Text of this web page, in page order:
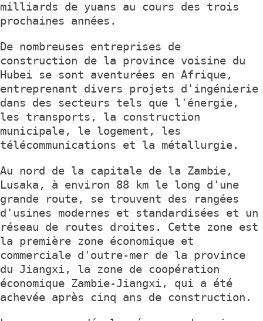
milliards de yuans au cours des trois
prochaines années.
De nombreuses entreprises de
construction de la province voisine du
Hubei se sont aventurées en Afrique,
entreprenant divers projets d'ingénierie
dans des secteurs tels que l'énergie,
les transports, la construction
municipale, le logement, les
télécommunications et la métallurgie.
Au nord de la capitale de la Zambie,
Lusaka, à environ 88 km le long d'une
grande route, se trouvent des rangées
d'usines modernes et standardisées et un
réseau de routes droites. Cette zone est
la première zone économique et
commerciale d'outre-mer de la province
du Jiangxi, la zone de coopération
économique Zambie-Jiangxi, qui a été
achevée après cinq ans de construction.